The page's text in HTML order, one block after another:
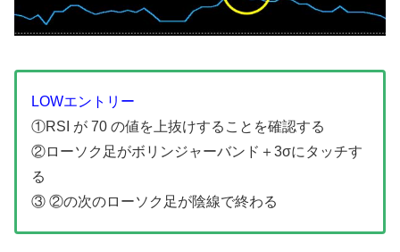
LOWエントリー
①RSI が 70 の値を上抜けすることを確認する
②ローソク足がボリンジャーバンド＋3σにタッチす
る
③ ②の次のローソク足が陰線で終わる